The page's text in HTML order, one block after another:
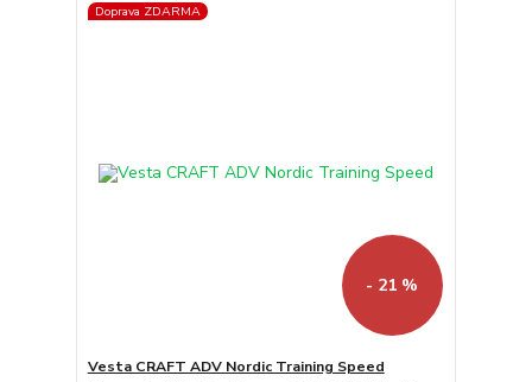
Doprava ZDARMA
- 21 %
Vesta CRAFT ADV Nordic Training Speed